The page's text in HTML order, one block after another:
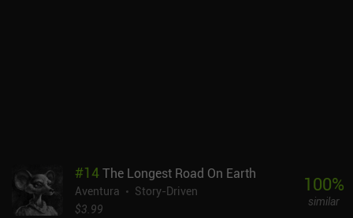
#14The Longest Road On Earth
Aventura
Story-Driven
$3.99
100%
similar